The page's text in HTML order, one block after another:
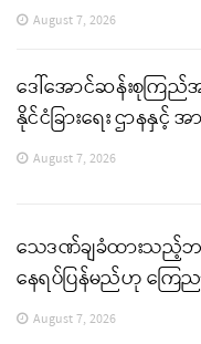
August 7, 2026
ဒေါ်အောင်ဆန်းစုကြည်အ
နိုင်ငံခြားရေး ဌာနနှင့်
August 7, 2026
သေဒဏ်ချခံထားသည့်ဘင်္
နေရပ်ပြန်မည်ဟု ကြေ
August 7, 2026